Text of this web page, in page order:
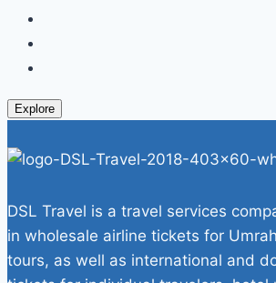
Explore
DSL Travel is a travel services
in wholesale airline tickets for
tours, as well as international and